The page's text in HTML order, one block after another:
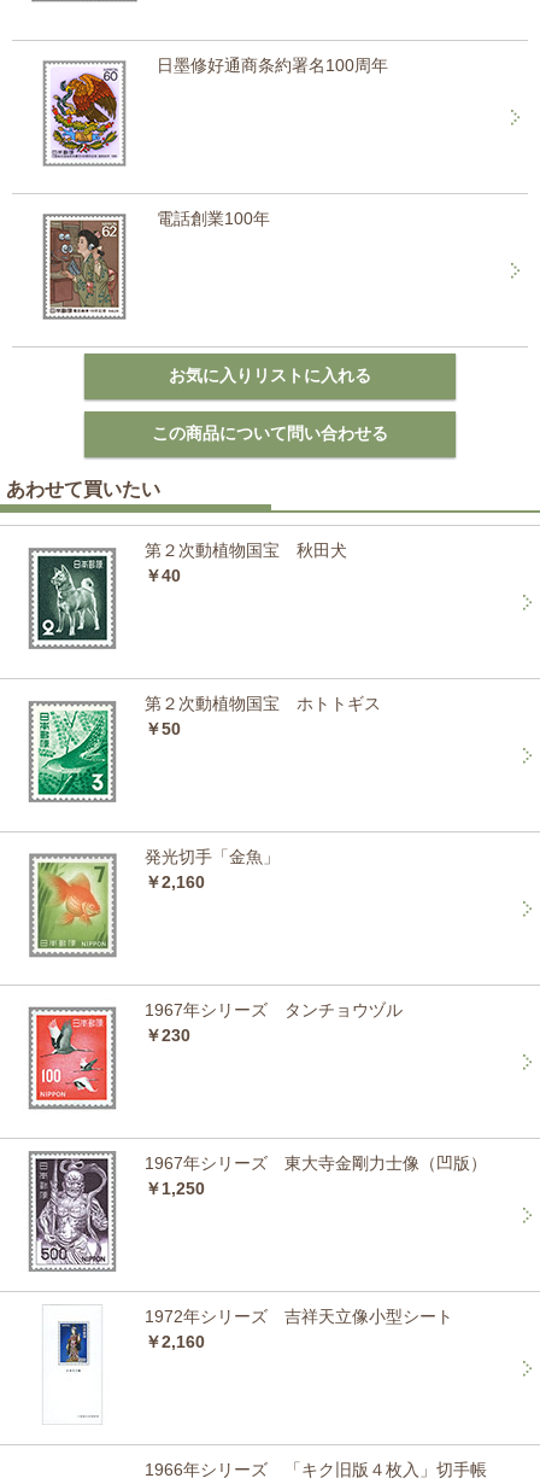
日墨修好通商条約署名100周年
電話創業100年
あわせて買いたい
第２次動植物国宝 秋田犬
￥40
第２次動植物国宝 ホトトギス
￥50
発光切手「金魚」
￥2,160
1967年シリーズ タンチョウヅル
￥230
1967年シリーズ 東大寺金剛力士像（凹版）
￥1,250
1972年シリーズ 吉祥天立像小型シート
￥2,160
1966年シリーズ 「キク旧版４枚入」切手帳